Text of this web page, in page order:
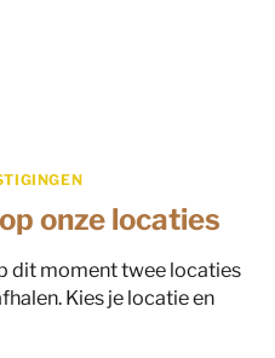
onze locaties
dit moment twee locaties
Kies je locatie en